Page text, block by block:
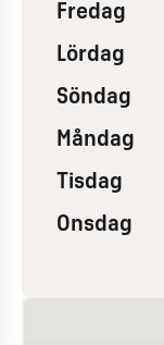
Fredag
Lördag
Söndag
Måndag
Tisdag
Onsdag